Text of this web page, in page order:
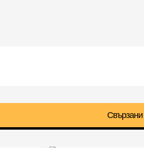
Свързани